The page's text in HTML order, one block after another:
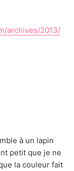
archives/2013/
à un lapin
petit que je ne
la couleur fait